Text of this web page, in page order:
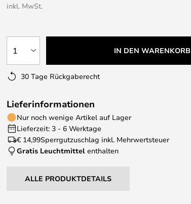
inkl. MwSt.
1 IN DEN WARENKORB
30 Tage Rückgaberecht
Lieferinformationen
Nur noch wenige Artikel auf Lager
Lieferzeit: 3 - 6 Werktage
€ 14,99Sperrgutzuschlag inkl. Mehrwertsteuer
Gratis Leuchtmittel enthalten
ALLE PRODUKTDETAILS